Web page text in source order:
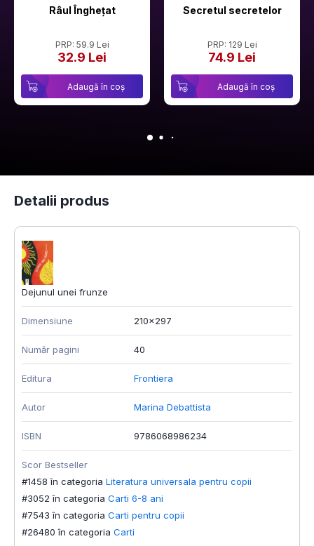
Râul Înghețat
PRP: 59.9 Lei
32.9 Lei
Adaugă în coș
Secretul secretelor
PRP: 129 Lei
74.9 Lei
Adaugă în coș
Detalii produs
Dejunul unei frunze
Dimensiune 210x297
Număr pagini 40
Editura Frontiera
Autor Marina Debattista
ISBN 9786068986234
Scor Bestseller
#1458 în categoria Literatura universala pentru copii
#3052 în categoria Carti 6-8 ani
#7543 în categoria Carti pentru copii
#26480 în categoria Carti